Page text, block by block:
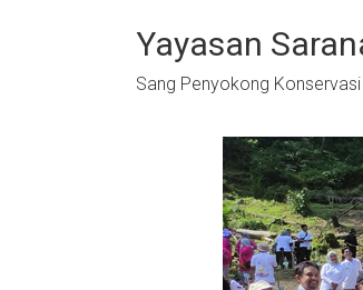
contentYayasan
Sang Penyokong Konservasi